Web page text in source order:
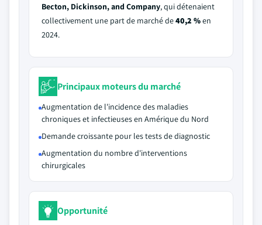
Becton, Dickinson, and Company, qui détenaient
collectivement une part de marché de40,2 %en
2024.
Principaux moteurs du marché
Augmentation de l'incidence des maladies
chroniques et infectieuses en Amérique du Nord
Demande croissante pour les tests de diagnostic
Augmentation du nombre d'interventions
chirurgicales
Opportunité